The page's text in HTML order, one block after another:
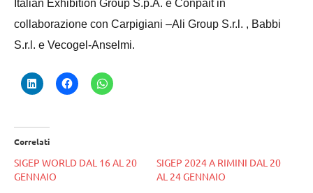
Italian Exhibition Group S.p.A. e Conpait in
collaborazione con Carpigiani –Ali Group S.r.l. , Babbi
S.r.l. e Vecogel-Anselmi.
Correlati
SIGEP WORLD DAL 16 AL 20
GENNAIO
SIGEP 2024 A RIMINI DAL 20
AL 24 GENNAIO